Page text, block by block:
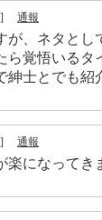
通報
が、ネタと
ら覚悟いる
紳士とでも
通報
楽になって